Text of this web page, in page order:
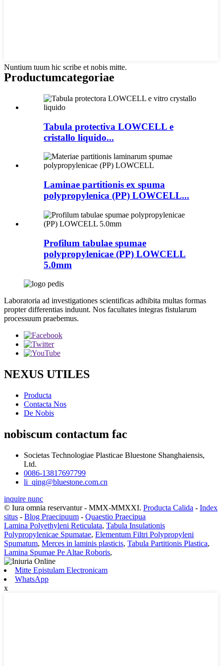
Nuntium tuum hic scribe et nobis mitte.
Productumcategoriae
Tabula protectiva LOWCELL e
cristallo liquido...
Laminae partitionis ex spuma
polypropylenica (PP) LOWCELL...
Profilum tabulae spumae
polypropylenicae (PP) LOWCELL
5.0mm
Laboratoria ad investigationes scientificas adhibita multas formas
propter differentias induunt. Nos facultates integras fistularum
processuum praebemus.
NEXUS UTILES
Producta
Contacta Nos
De Nobis
nobiscum contactum fac
Societas Technologiae Plasticae Bluestone Shanghaiensis,
Ltd.
0086-13817697799
li_qing@bluestone.com.cn
inquire nunc
© Iura omnia reservantur - MMX-MMXXI. Producta Calida - Index
situs - Blog Praecipuum - Quaestio Praecipua
Lamina Polyethyleni Reticulata, Tabula Insulationis
Polypropylenicae Spumatae, Elementum Filtri Polypropyleni
Spumatum, Merces in laminis plasticis, Tabula Partitionis Plastica,
Lamina Spumae Pe Altae Roboris,
Mitte Epistulam Electronicam
WhatsApp
x